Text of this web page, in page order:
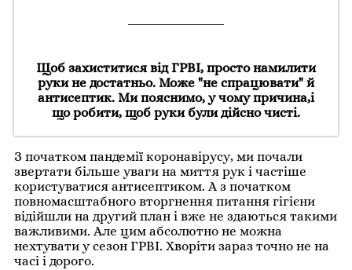
Щоб захиститися від ГРВІ, просто намилити
руки не достатньо. Може "не спрацювати" й
антисептик. Ми пояснимо, у чому причина,і
що робити, щоб руки були дійсно чисті.
З початком пандемії коронавірусу, ми почали
звертати більше уваги на миття рук і частіше
користуватися антисептиком. А з початком
повномасштабного вторгнення питання гігієни
відійшли на другий план і вже не здаються такими
важливими. Але цим абсолютно не можна
нехтувати у сезон ГРВІ. Хворіти зараз точно не на
часі і дорого.